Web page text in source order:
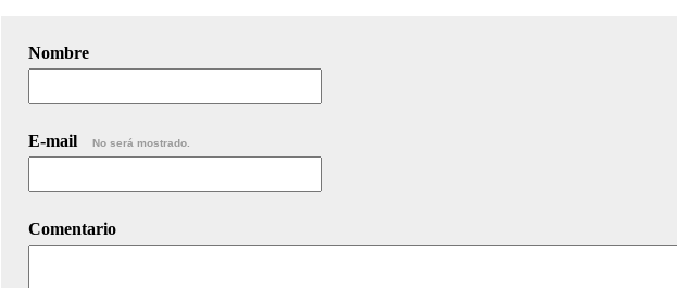
Nombre
E-mail No será mostrado.
Comentario